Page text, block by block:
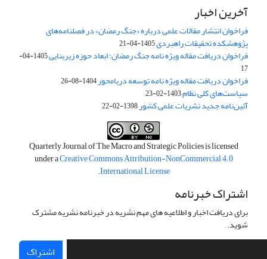
آخرین اخبار
فراخوان انتشار مقالات علمی درباره «جنگ رمضان» در فصلنامه‌های
پژوهشکده تحقیقات راهبردی1405-04-21
فراخوان دریافت مقاله ویژه نامه جنگ رمضان؛ ابعاد حوزه زیربنایی
1405-04-
17
فراخوان دریافت مقاله ویژه نامه توسعه دریامحور1404-08-26
سیاست‌های کلی نظام1403-02-23
آئین‌نامه جدید نشریات علمی کشور1398-02-22
Quarterly Journal of The Macro and Strategic Policies is licensed
under aCreative Commons Attribution-NonCommercial 4.0
International License
.
اشتراک خبرنامه
برای دریافت اخبار و اطلاعیه های مهم نشریه در خبرنامه نشریه مشترک
شوید.
اشتراک